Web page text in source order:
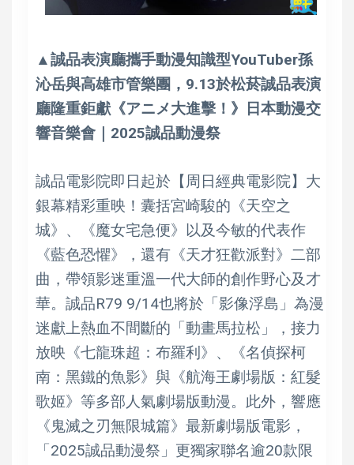
▲誠品表演廳攜手動漫知識型YouTuber孫
沁岳與高雄市管樂團，9.13於松菸誠品表演
廳隆重鉅獻《アニメ大進擊！》日本動漫交
響音樂會｜2025誠品動漫祭
誠品電影院即日起於【周日經典電影院】大
銀幕精彩重映！囊括宮崎駿的《天空之
城》、《魔女宅急便》以及今敏的代表作
《藍色恐懼》，還有《天才狂歡派對》二部
曲，帶領影迷重溫一代大師的創作野心及才
華。誠品R79 9/14也將於「影像浮島」為漫
迷獻上熱血不間斷的「動畫馬拉松」，接力
放映《七龍珠超：布羅利》、《名偵探柯
南：黑鐵的魚影》與《航海王劇場版：紅髮
歌姬》等多部人氣劇場版動漫。此外，響應
《鬼滅之刃無限城篇》最新劇場版電影，
「2025誠品動漫祭」更獨家聯名逾20款限